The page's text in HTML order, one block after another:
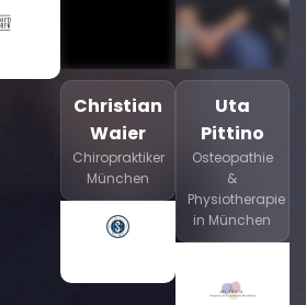
Christian
Waier
Chiropraktiker
München
Uta
Pittino
Osteopathie
&
Physiotherapie
in München